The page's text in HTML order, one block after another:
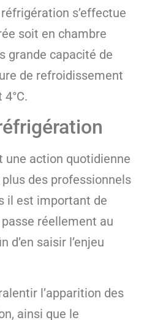
s’effectue
soit en chambre
grande capacité de
de refroidissement
une action quotidienne
des professionnels
il est important de
réellement au
d’en saisir l’enjeu
l’apparition des
ainsi que le